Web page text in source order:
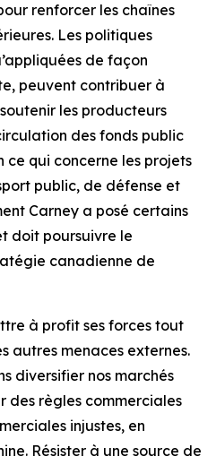
renforcer les chaînes
Les politiques
de façon
peuvent contribuer à
les producteurs
des fonds public
ce qui concerne les projets
public, de défense et
Carney a posé certains
doit poursuivre le
canadienne de
à profit ses forces tout
autres menaces externes.
diversifier nos marchés
des règles commerciales
injustes, en
Résister à une source de